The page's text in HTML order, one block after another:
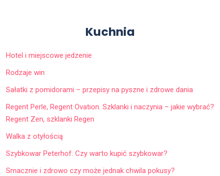
Kuchnia
Hotel i miejscowe jedzenie
Rodzaje win
Sałatki z pomidorami – przepisy na pyszne i zdrowe dania
Regent Perle, Regent Ovation. Szklanki i naczynia – jakie wybrać?
Regent Zen, szklanki Regen
Walka z otyłością
Szybkowar Peterhof. Czy warto kupić szybkowar?
Smacznie i zdrowo czy może jednak chwila pokusy?